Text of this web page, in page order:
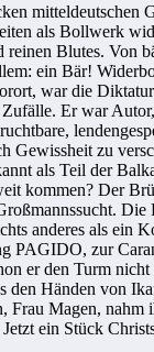
mitteldeutschen
als Bollwerk
reinen Blutes. Von
ein Bär!
war die
Er war
Gewissheit zu
als Teil der
kommen? Der
anderes als ein
PAGIDO, zur
er den Turm
den Händen von
Frau Magen, nahm
ein Stück